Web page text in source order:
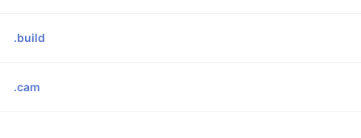
.build
.cam